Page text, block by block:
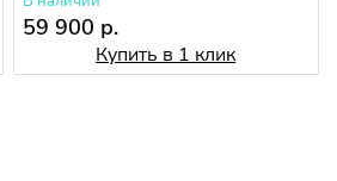
59 900 р.
Купить в 1 клик